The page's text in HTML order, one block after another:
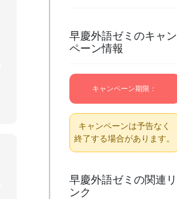
早慶外語ゼミのキャン
ペーン情報
キャンペーン期限：
キャンペーンは予告なく
終了する場合があります。
早慶外語ゼミの関連リ
ンク